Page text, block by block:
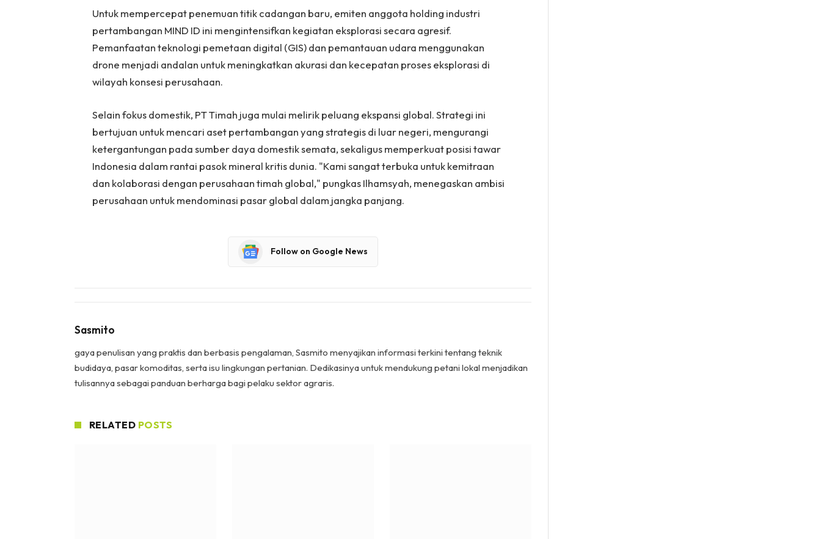
Untuk mempercepat penemuan titik cadangan baru, emiten anggota holding industri
pertambangan MIND ID ini mengintensifkan kegiatan eksplorasi secara agresif.
Pemanfaatan teknologi pemetaan digital (GIS) dan pemantauan udara menggunakan
drone menjadi andalan untuk meningkatkan akurasi dan kecepatan proses eksplorasi di
wilayah konsesi perusahaan.
Selain fokus domestik, PT Timah juga mulai melirik peluang ekspansi global. Strategi ini
bertujuan untuk mencari aset pertambangan yang strategis di luar negeri, mengurangi
ketergantungan pada sumber daya domestik semata, sekaligus memperkuat posisi tawar
Indonesia dalam rantai pasok mineral kritis dunia. "Kami sangat terbuka untuk kemitraan
dan kolaborasi dengan perusahaan timah global," pungkas Ilhamsyah, menegaskan ambisi
perusahaan untuk mendominasi pasar global dalam jangka panjang.
Follow on Google News
Sasmito
gaya penulisan yang praktis dan berbasis pengalaman, Sasmito menyajikan informasi terkini tentang teknik
budidaya, pasar komoditas, serta isu lingkungan pertanian. Dedikasinya untuk mendukung petani lokal menjadikan
tulisannya sebagai panduan berharga bagi pelaku sektor agraris.
RELATED POSTS